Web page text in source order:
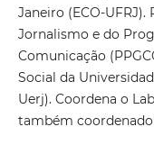
Janeiro (ECO-
Jornalismo e do
Comunicação
Social da
Uerj). Coordena o
também